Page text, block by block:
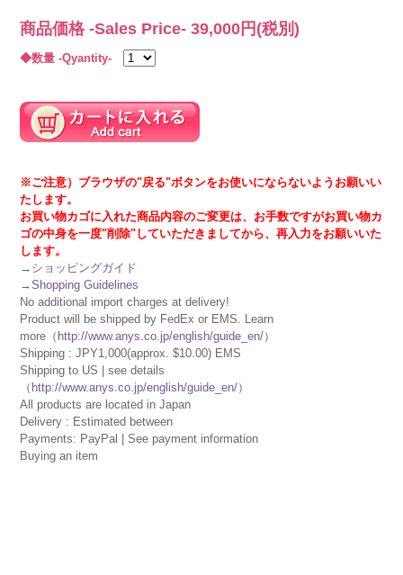
商品価格 -Sales Price-39,000 円(税別)
◆数量 -Qyantity-
※ご注意）ブラウザの"戻る"ボタンをお使いにならないようお願いい
たします。
お買い物カゴに入れた商品内容のご変更は、お手数ですがお買い物カ
ゴの中身を一度"削除"していただきましてから、再入力をお願いいた
します。
→ ショッピングガイド
→Shopping Guidelines
No additional import charges at delivery!
Product will be shipped by FedEx or EMS. Learn
more（ http://www.anys.co.jp/english/guide_en/）
Shipping : JPY1,000(approx. $10.00) EMS
Shipping to US | see details
（ http://www.anys.co.jp/english/guide_en/）
All products are located in Japan
Delivery : Estimated between
Payments: PayPal | See payment information
Buying an item